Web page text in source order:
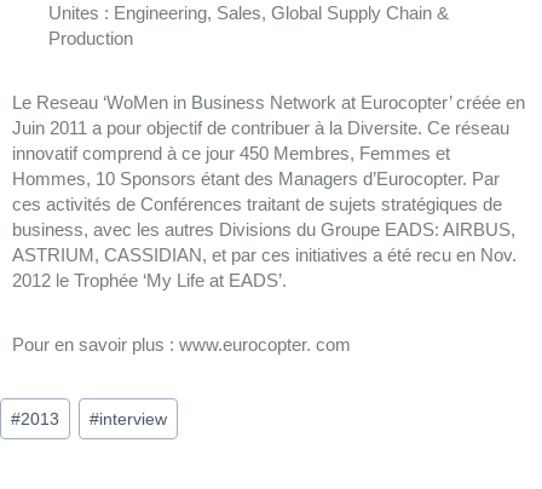
Unites : Engineering, Sales, Global Supply Chain &
Production
Le Reseau ‘WoMen in Business Network at Eurocopter’ créée en
Juin 2011 a pour objectif de contribuer à la Diversite. Ce réseau
innovatif comprend à ce jour 450 Membres, Femmes et
Hommes, 10 Sponsors étant des Managers d’Eurocopter. Par
ces activités de Conférences traitant de sujets stratégiques de
business, avec les autres Divisions du Groupe EADS: AIRBUS,
ASTRIUM, CASSIDIAN, et par ces initiatives a été recu en Nov.
2012 le Trophée ‘My Life at EADS’.
Pour en savoir plus : www.eurocopter. com
#2013 #interview